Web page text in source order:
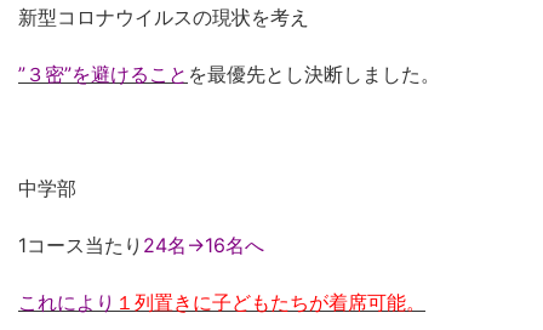
新型コロナウイルスの現状を考え
”３密”を避けること を最優先とし決断しました。
中学部
1コース当たり 24名→16名へ
これにより １列置きに子どもたちが着席可能。